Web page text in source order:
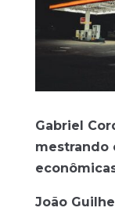
Gabriel
mestrando
João